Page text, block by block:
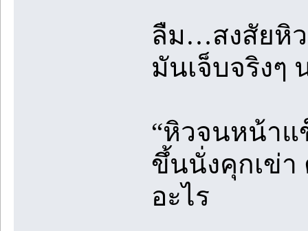
ลืม…สงสัยหิว
มันเจ็บจริงๆ
“หิวจนหน้าแ
ขึ้นนั่งคุกเข่า
อะไร